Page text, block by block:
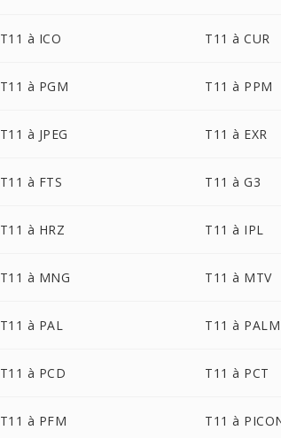
T11 à ICO T11 à CUR
T11 à PGM T11 à PPM
T11 à JPEG T11 à EXR
T11 à FTS T11 à G3
T11 à HRZ T11 à IPL
T11 à MNG T11 à MTV
T11 à PAL T11 à PALM
T11 à PCD T11 à PCT
T11 à PFM T11 à